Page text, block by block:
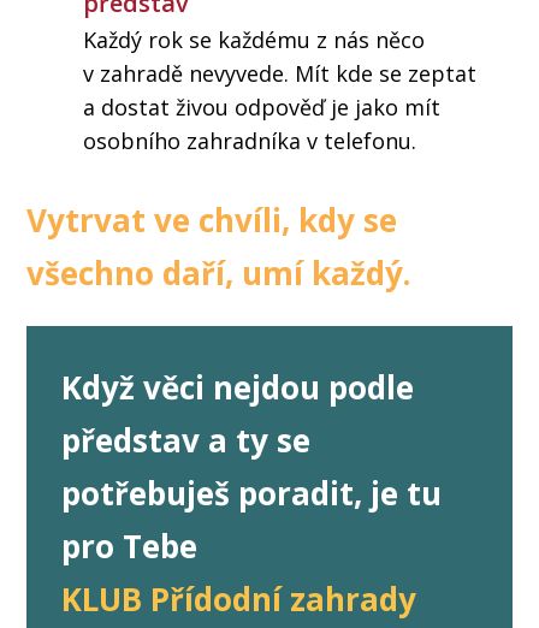
Každý rok se každému z nás něco
v zahradě nevyvede. Mít kde se zeptat
a dostat živou odpověď je jako mít
osobního zahradníka v telefonu.
Vytrvat ve chvíli, kdy se
všechno daří, umí každý.
Když věci nejdou podle
představ a ty se
potřebuješ poradit, je tu
pro Tebe
KLUB Přídodní zahrady